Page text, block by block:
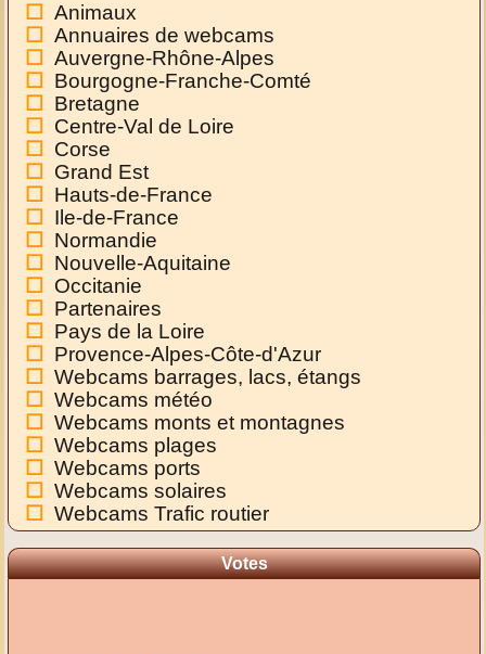
Animaux
Annuaires de webcams
Auvergne-Rhône-Alpes
Bourgogne-Franche-Comté
Bretagne
Centre-Val de Loire
Corse
Grand Est
Hauts-de-France
Ile-de-France
Normandie
Nouvelle-Aquitaine
Occitanie
Partenaires
Pays de la Loire
Provence-Alpes-Côte-d'Azur
Webcams barrages, lacs, étangs
Webcams météo
Webcams monts et montagnes
Webcams plages
Webcams ports
Webcams solaires
Webcams Trafic routier
Votes